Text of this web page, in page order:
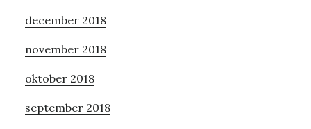
december 2018
november 2018
oktober 2018
september 2018